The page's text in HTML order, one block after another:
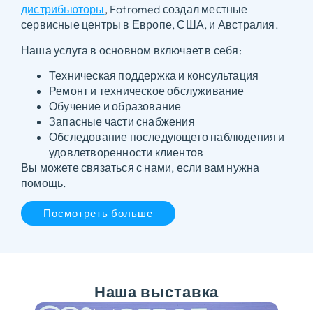
дистрибьюторы,Fotromed создал местные
сервисные центры в Европе, США, и Австралия.
Наша услуга в основном включает в себя:
Техническая поддержка и консультация
Ремонт и техническое обслуживание
Обучение и образование
Запасные части снабжения
Обследование последующего наблюдения и
удовлетворенности клиентов
Вы можете связаться с нами, если вам нужна
помощь.
Посмотреть больше
Наша выставка